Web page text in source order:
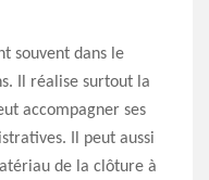
souvent dans le
Il réalise surtout la
accompagner ses
Il peut aussi
de la clôture à